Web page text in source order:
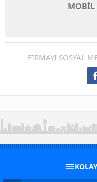
MOBİL
FİRMAYI SOSYAL